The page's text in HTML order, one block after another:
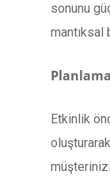
sonunu
mantıksal
Etkinlik